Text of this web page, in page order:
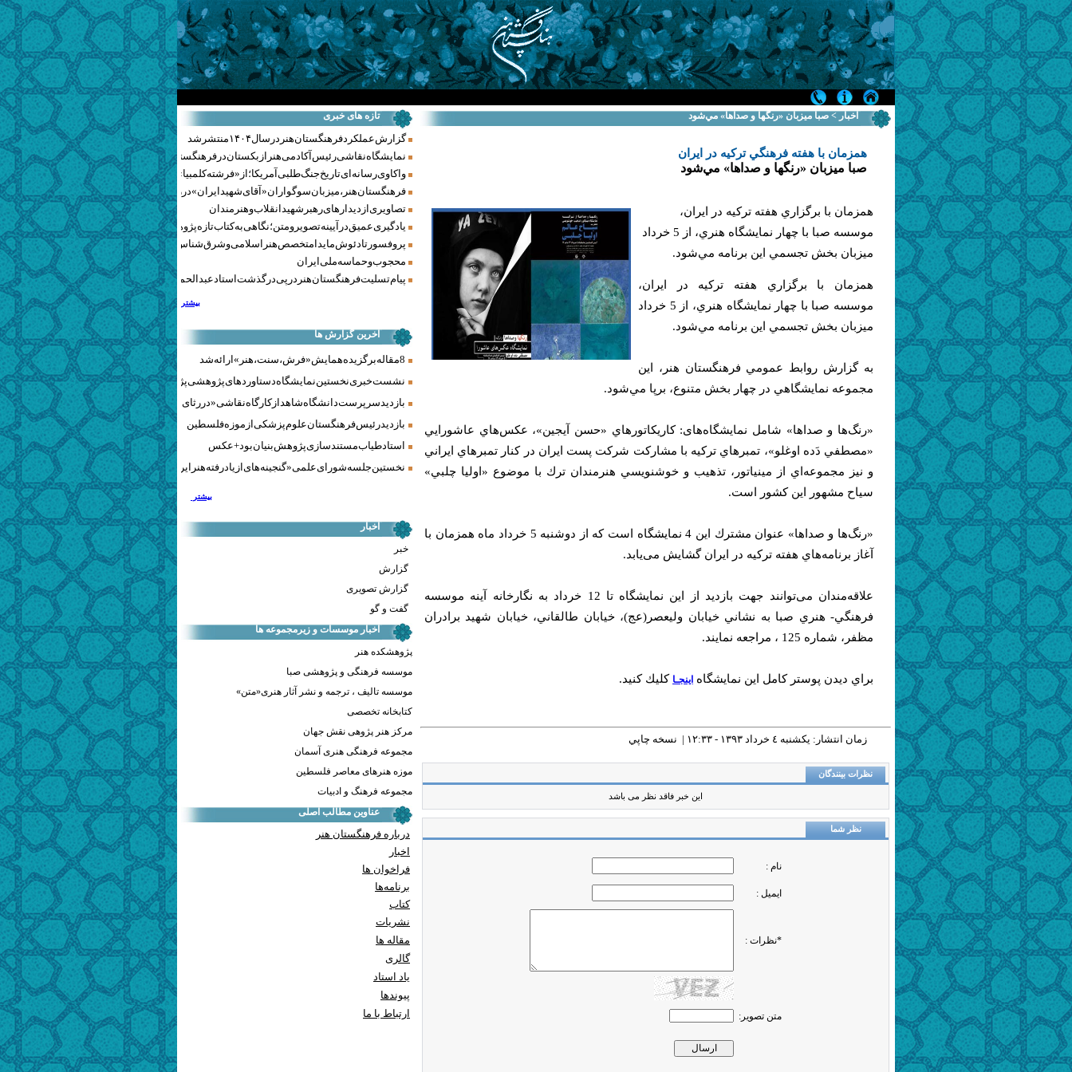
تازه های خبری
گزارش عملکرد فرهنگستان هنر در سال ۱۴۰۴ منتشر شد
نمایشگاه نقاشی رئیس آکادمی هنر ازبکستان در فرهنگستان هنر
واکاوی رسانه‌ای تاریخ جنگ‌طلبی آمریکا؛ از «فرشته کلمبیا» تا پنتاگونیسم هالیوود
فرهنگستان هنر، میزبان سوگواران «آقای شهید ایران» در روزهای وداع شد+ گزارش تصویری
تصاویری از دیدارهای رهبر شهید انقلاب و هنرمندان
یادگیری عمیق در آیینه تصویر و متن؛ نگاهی به کتاب تازه پژوهشکده هنر
پروفسور تادئوش مایدا متخصص هنر اسلامی و شرق‌شناس لهستانی درگذشت
محجوب و حماسه ملی ایران
پیام تسلیت فرهنگستان هنر در پی درگذشت استاد عبدالحمید نقره‌کار
بیشتر
آخرین گزارش ها
8 مقاله برگزیده همایش «فرش، سنت، هنر» ارائه شد
نشست خبری نخستین نمایشگاه دستاوردهای پژوهشی پژوهشگاه‌های هنری
بازدید سرپرست دانشگاه شاهد از کارگاه نقاشی «در رثای سیمرغ تجلی»
بازدید رئیس فرهنگستان علوم پزشکی از موزه فلسطین
استاد طیاب مستندسازی پژوهش‌بنیان بود + عکس
نخستین جلسه شورای علمی «گنجینه‌های ازیادرفته هنر ایران» برگزار شد
بیشتر
اخبار
خبر
گزارش
گزارش تصویری
گفت و گو
اخبار موسسات و زیرمجموعه ها
پژوهشکده هنر
موسسه فرهنگی و پژوهشی صبا
موسسه تالیف ، ترجمه و نشر آثار هنری«متن»
کتابخانه تخصصی
مرکز هنر پژوهی نقش جهان
مجموعه فرهنگی هنری آسمان
موزه هنرهای معاصر فلسطین
مجموعه فرهنگ و ادبیات
عناوین مطالب اصلی
درباره فرهنگستان هنر
اخبار
فراخوان ها
برنامه‌ها
کتاب
نشریات
مقاله ها
گالری
یاد استاد
پيوندها
ارتباط با ما
اخبار > صبا ميزبان «رنگها و صداها» مي‌شود
همزمان با هفته فرهنگي تركيه در ايران
صبا ميزبان «رنگها و صداها» مي‌شود
همزمان با برگزاري هفته تركيه در ايران،
موسسه صبا با چهار نمايشگاه هنري، از 5 خرداد
ميزبان بخش تجسمي اين برنامه مي‌شود.
همزمان با برگزاري هفته تركيه در ايران،
موسسه صبا با چهار نمايشگاه هنري، از 5 خرداد
ميزبان بخش تجسمي اين برنامه مي‌شود.
به گزارش روابط عمومي فرهنگستان هنر، اين
مجموعه نمايشگاهي در چهار بخش متنوع، برپا مي‌شود.
«رنگ‌ها و صداها» شامل نمايشگاه‌های: كاريكاتورهاي «حسن آيجين»، عكس‌هاي عاشورايي
«مصطفي دَده اوغلو»، تمبرهاي تركيه با مشاركت شركت پست ايران در كنار تمبرهاي ايراني
و نيز مجموعه‌اي از مينياتور، تذهيب و خوشنويسي هنرمندان ترك با موضوع «اوليا چلبي»
سياح مشهور اين كشور است.
«رنگ‌ها و صداها» عنوان مشترك اين 4 نمايشگاه است كه از دوشنبه 5 خرداد ماه همزمان با
آغاز برنامه‌هاي هفته تركيه در ايران گشايش می‌یابد.
علاقه‌مندان می‌توانند جهت بازديد از اين نمايشگاه تا 12 خرداد به نگارخانه آینه موسسه
فرهنگي- هنري صبا به نشاني خيابان وليعصر(عج)، خيابان طالقاني، خيابان شهيد برادران
مظفر، شماره 125 ، مراجعه نمايند.
براي ديدن پوستر كامل اين نمايشگاه اينجـا كليك كنيد.
زمان انتشار: يکشنبه ٤ خرداد ١٣٩٣ - ١٢:٣٣ | نسخه چاپي
نظرات بینندگان
این خبر فاقد نظر می باشد
نظر شما
نام :
ایمیل :
*نظرات :
متن تصویر: